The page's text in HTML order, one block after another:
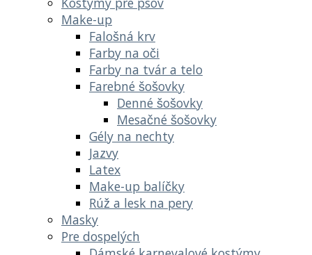
Make-up
Falošná krv
Farby na oči
Farby na tvár a telo
Farebné šošovky
Denné šošovky
Mesačné šošovky
Gély na nechty
Jazvy
Latex
Make-up balíčky
Rúž a lesk na pery
Masky
Pre dospelých